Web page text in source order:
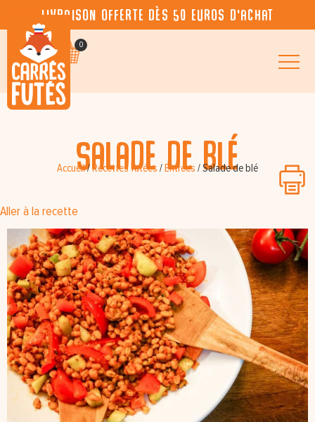
Livraison offerte dès 50 euros d’achat
0
Salade de blé
Accueil/ Recettes futées / Entrées / Salade de blé
Aller à la recette